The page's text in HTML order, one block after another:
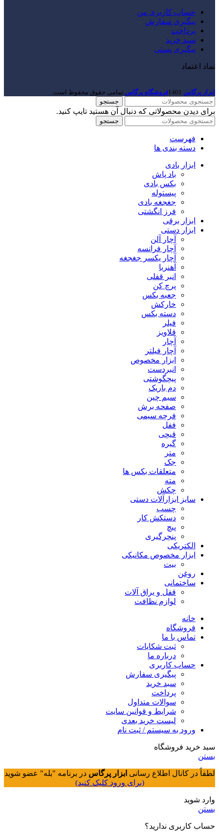
حساب کاربری من
پیگیری سفارش
پرداخت
سبد خرید
پیگیری پستی
نماد اعتماد
ابزار پرگاس 1401فروشگاه پرگاس.تمامی حقوق محفوظ است.
جستجو
برای دیدن محصولاتی که دنبال آن هستید تایپ کنید.
جستجو
فهرست
دسته بندی ها
ابزار بادی
باد پاش
بکس بادی
پیستوله
جغجغه بادی
فرز انگشتی
ابزار برقی
ابزار دستی
آچار آلن
آچار فرانسه
آچار یکسر جغجغه
آهنربا
انبر قفلی
پرچ کن
جعبه بکس
خارکش
دسته بکس
فیلر
قلاویز
آچار
آچار فیلتر
ابزار مخصوص
انبردست
پیچگوشتی
دم باریک
سیم چین
صفحه برش
فرچه سیمی
ففل
قیچی
گیره
متر
جک
متعلقات بکس ها
مته
چکش
سایز ابزارآلات دستی
چسب
دستکش کار
پیچ
پنچرگیری
الکتریکی
ابزار مخصوص مکانیکی
بیت
روغن
ساختمانی
قفل و یراق آلات
لوازم نظافت
خانه
فروشگاه
تماس با ما
ثبت شکایات
درباره ما
حساب کاربری
پیگیری سفارش
سبد خرید
پرداخت
سوالات متداول
شرایط و قوانین سایت
لیست خرید بعدی
ورود به سیستم / ثبت نام
سبد خرید فروشگاه
بستن
لطفاً در کانال اطلاع رسانی ابزار پرگاس در برنامه "بله" عضو شوید
(برای ورود کلیک کنید)
وارد شوید
بستن
حساب کاربری ندارید؟